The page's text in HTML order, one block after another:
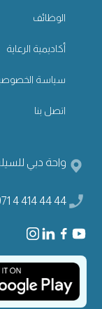
الوظائف
أكاديمية الرعاية
سياسة
اتصل بنا
واحة دبي
4 414 44 44